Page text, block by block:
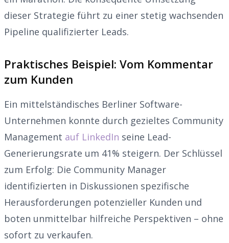
dieser Strategie führt zu einer stetig wachsenden
Pipeline qualifizierter Leads.
Praktisches Beispiel: Vom Kommentar
zum Kunden
Ein mittelständisches Berliner Software-
Unternehmen konnte durch gezieltes Community
Management auf LinkedIn seine Lead-
Generierungsrate um 41% steigern. Der Schlüssel
zum Erfolg: Die Community Manager
identifizierten in Diskussionen spezifische
Herausforderungen potenzieller Kunden und
boten unmittelbar hilfreiche Perspektiven – ohne
sofort zu verkaufen.